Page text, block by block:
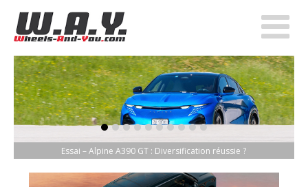
Essai – Alpine A390 GT : Diversification réussie ?
item-0
item-1
item-2
item-3
item-4
item-5
item-6
item-7
item-8
item-9